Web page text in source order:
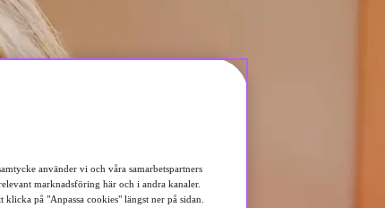
använder vi och våra samarbetspartners
marknadsföring här och i andra kanaler.
på "Anpassa cookies" längst ner på sidan.